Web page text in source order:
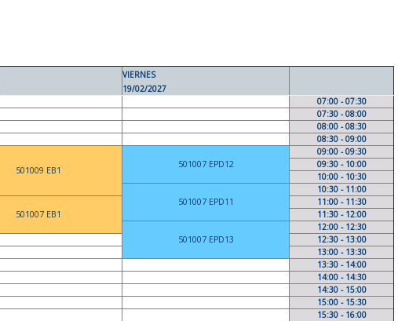
VIERNES
19/02/2027
07:00 - 07:30
07:30 - 08:00
08:00 - 08:30
08:30 - 09:00
501009 EB1
501007 EPD12
09:00 - 09:30
09:30 - 10:00
10:00 - 10:30
501007 EPD11
10:30 - 11:00
501007 EB1
11:00 - 11:30
11:30 - 12:00
501007 EPD13
12:00 - 12:30
12:30 - 13:00
13:00 - 13:30
13:30 - 14:00
14:00 - 14:30
14:30 - 15:00
15:00 - 15:30
15:30 - 16:00